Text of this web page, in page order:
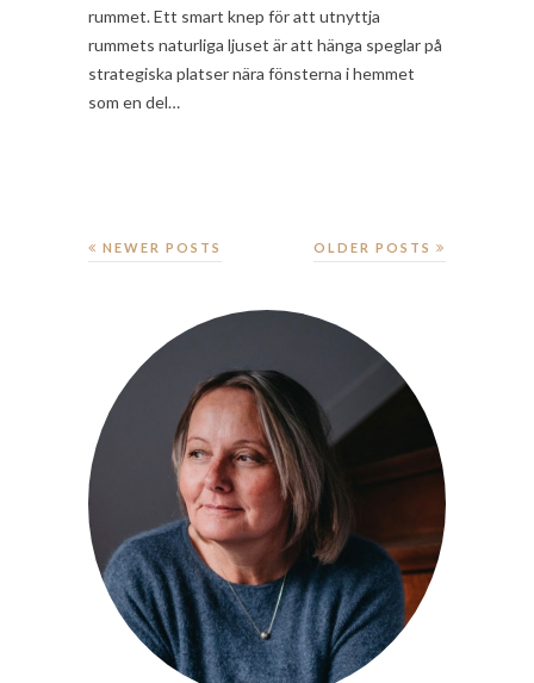
rummet. Ett smart knep för att utnyttja
rummets naturliga ljuset är att hänga speglar på
strategiska platser nära fönsterna i hemmet
som en del…
OLDER POSTS
NEWER POSTS